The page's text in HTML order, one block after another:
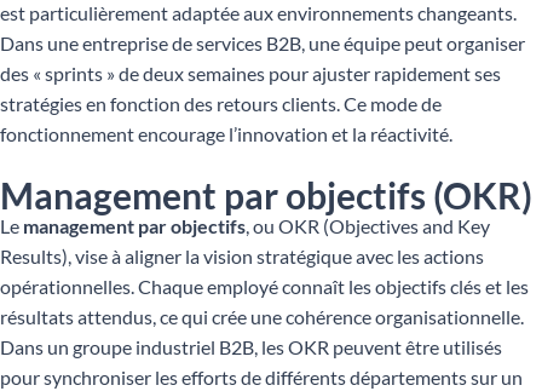
est particulièrement adaptée aux environnements changeants.
Dans une entreprise de services B2B, une équipe peut organiser
des « sprints » de deux semaines pour ajuster rapidement ses
stratégies en fonction des retours clients. Ce mode de
fonctionnement encourage l’innovation et la réactivité.
Management par objectifs (OKR)
Le management par objectifs , ou OKR (Objectives and Key
Results), vise à aligner la vision stratégique avec les actions
opérationnelles. Chaque employé connaît les objectifs clés et les
résultats attendus, ce qui crée une cohérence organisationnelle.
Dans un groupe industriel B2B, les OKR peuvent être utilisés
pour synchroniser les efforts de différents départements sur un